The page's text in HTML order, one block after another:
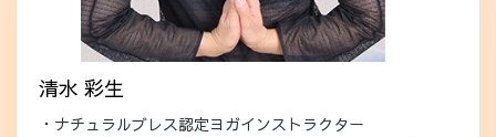
清水 彩生
・ナチュラルブレス認定ヨガインストラクター